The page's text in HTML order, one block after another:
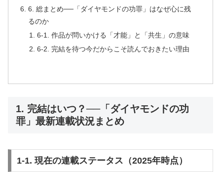
6. 総まとめ──「ダイヤモンドの功罪」はなぜ心に残
るのか
6-1. 作品が問いかける「才能」と「共生」の意味
6-2. 完結を待つ今だからこそ読んでおきたい理由
1. 完結はいつ？──「ダイヤモンドの功
罪」最新連載状況まとめ
1-1. 現在の連載ステータス（2025年時点）